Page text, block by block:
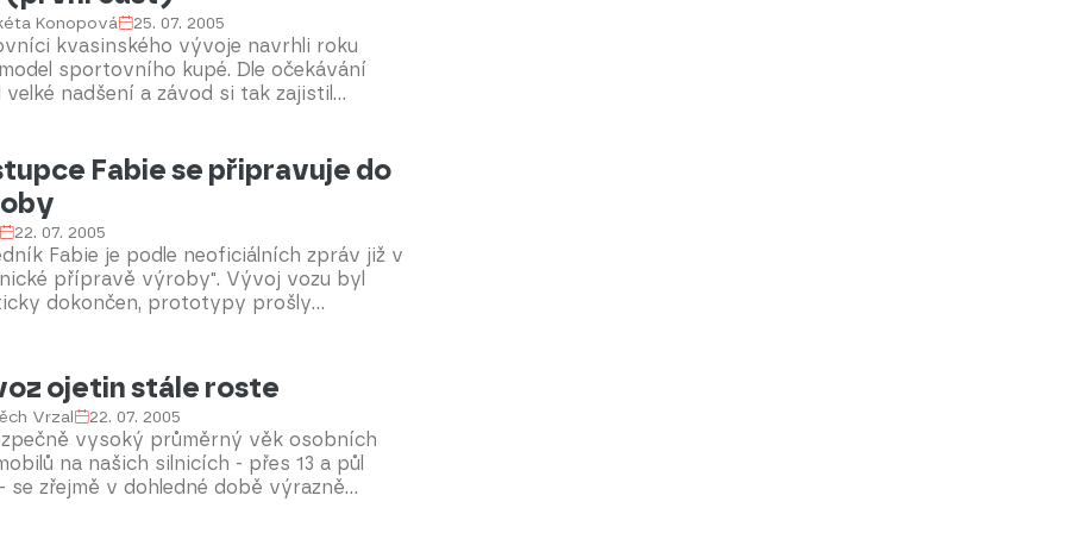
Konopová 25. 07. 2005
kvasinského vývoje navrhli roku
sportovního kupé. Dle očekávání
velké nadšení a závod si tak zajistil
průběhu příliš daleko.
Fabie se připravuje do
22. 07. 2005
Fabie je podle neoficiálních zpráv již v
přípravě výroby". Vývoj vozu byl
dokončen, prototypy prošly
ojetin stále roste
Vrzal 22. 07. 2005
vysoký průměrný věk osobních
na našich silnicích - přes 13 a půl
se zřejmě v dohledné době výrazně